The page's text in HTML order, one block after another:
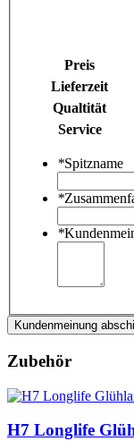
Preis
Lieferzeit
Qualtität
Service
*Spitzname
*
*
Kundenmeinung
Zubehör
H7 Longlife